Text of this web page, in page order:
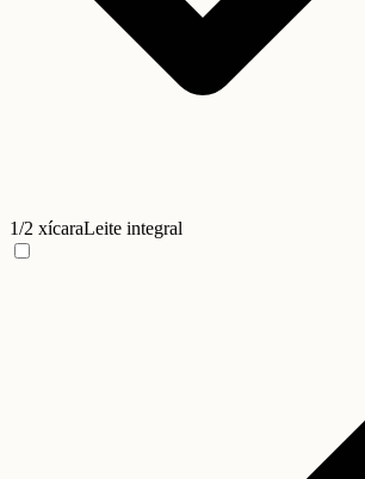
1/2 xícaraLeite integral